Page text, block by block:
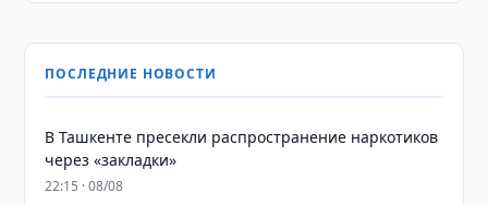
ПОСЛЕДНИЕ НОВОСТИ
В Ташкенте пресекли распространение наркотиков
через «закладки»
22:15 · 08/08